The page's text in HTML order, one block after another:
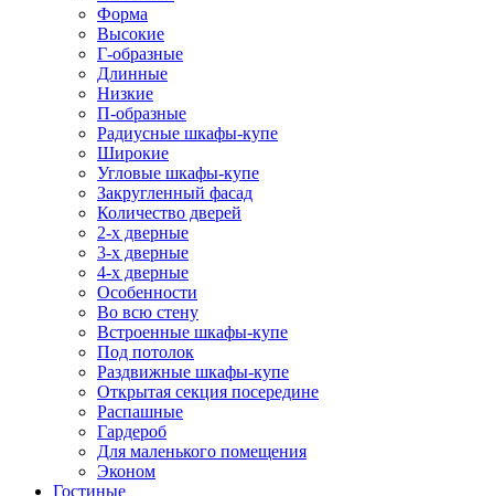
Форма
Высокие
Г-образные
Длинные
Низкие
П-образные
Радиусные шкафы-купе
Широкие
Угловые шкафы-купе
Закругленный фасад
Количество дверей
2-х дверные
3-х дверные
4-х дверные
Особенности
Во всю стену
Встроенные шкафы-купе
Под потолок
Раздвижные шкафы-купе
Открытая секция посередине
Распашные
Гардероб
Для маленького помещения
Эконом
Гостиные